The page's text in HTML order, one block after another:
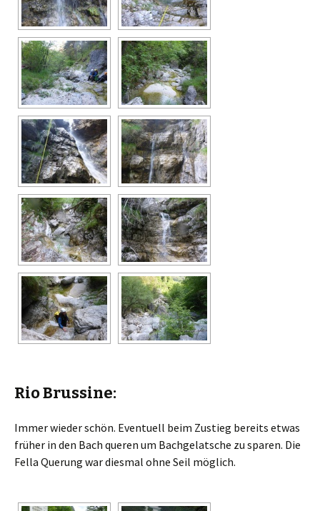
Rio Brussine:
Immer wieder schön. Eventuell beim Zustieg bereits etwas
früher in den Bach queren um Bachgelatsche zu sparen. Die
Fella Querung war diesmal ohne Seil möglich.